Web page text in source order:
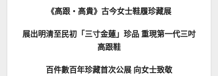
《高跟‧高貴》古今女士鞋履珍藏展
展出明清至民初「三寸金蓮」珍品 重現第一代三吋
高跟鞋
百件數百年珍藏首次公展 向女士致敬